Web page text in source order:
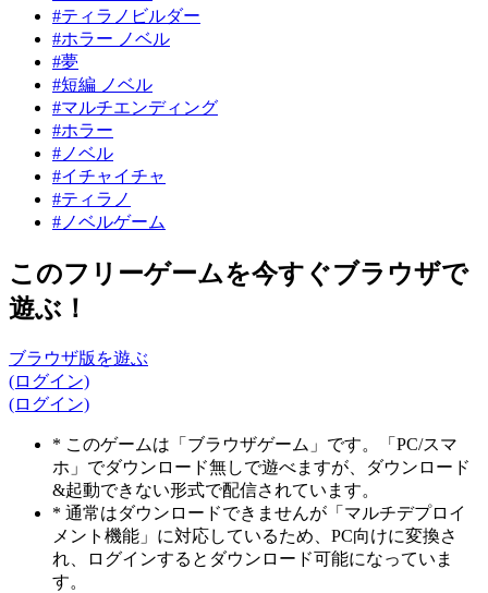
#ティラノビルダー
#ホラー ノベル
#夢
#短編 ノベル
#マルチエンディング
#ホラー
#ノベル
#イチャイチャ
#ティラノ
#ノベルゲーム
このフリーゲームを今すぐブラウザで
遊ぶ！
ブラウザ版を遊ぶ
(ログイン)
(ログイン)
* このゲームは「ブラウザゲーム」です。「PC/スマ
ホ」でダウンロード無しで遊べますが、ダウンロード
&起動できない形式で配信されています。
* 通常はダウンロードできませんが「マルチデプロイ
メント機能」に対応しているため、PC向けに変換さ
れ、ログインするとダウンロード可能になっていま
す。